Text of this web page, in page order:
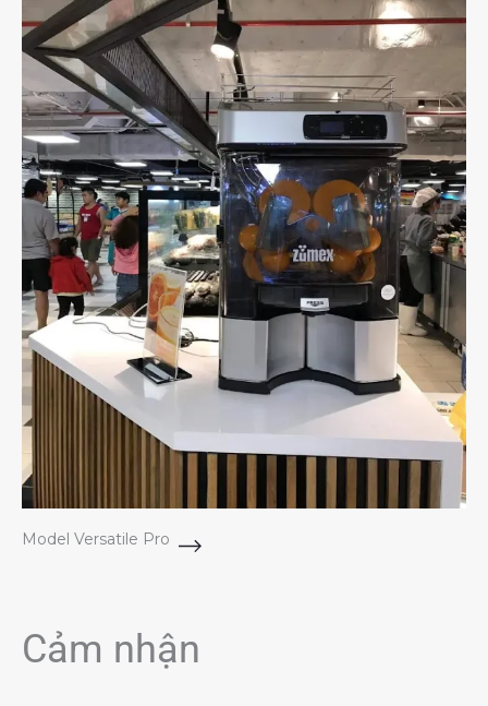
Model Versatile Pro
Cảm nhận